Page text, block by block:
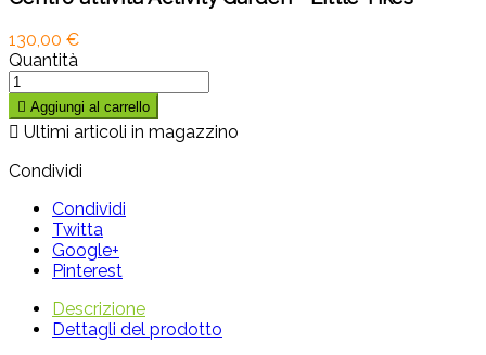
130,00 €
Quantità
 Aggiungi al carrello
 Ultimi articoli in magazzino
Condividi
Condividi
Twitta
Google+
Pinterest
Descrizione
Dettagli del prodotto